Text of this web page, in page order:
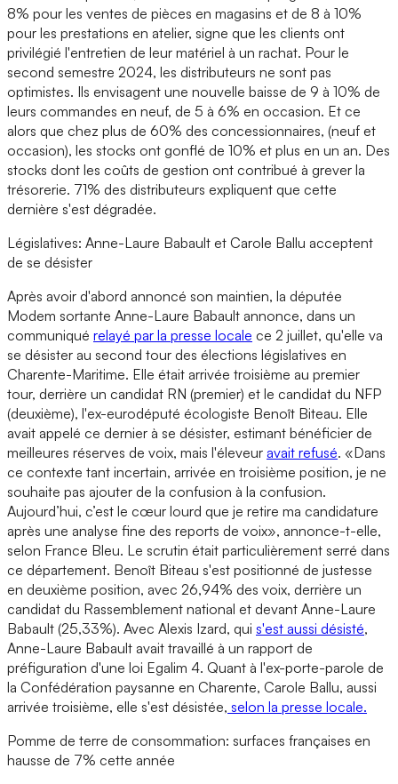
8% pour les ventes de pièces en magasins et de 8 à 10%
pour les prestations en atelier, signe que les clients ont
privilégié l'entretien de leur matériel à un rachat. Pour le
second semestre 2024, les distributeurs ne sont pas
optimistes. Ils envisagent une nouvelle baisse de 9 à 10% de
leurs commandes en neuf, de 5 à 6% en occasion. Et ce
alors que chez plus de 60% des concessionnaires, (neuf et
occasion), les stocks ont gonflé de 10% et plus en un an. Des
stocks dont les coûts de gestion ont contribué à grever la
trésorerie. 71% des distributeurs expliquent que cette
dernière s'est dégradée.
Législatives: Anne-Laure Babault et Carole Ballu acceptent
de se désister
Après avoir d'abord annoncé son maintien, la députée
Modem sortante Anne-Laure Babault annonce, dans un
communiqué relayé par la presse locale ce 2 juillet, qu'elle va
se désister au second tour des élections législatives en
Charente-Maritime. Elle était arrivée troisième au premier
tour, derrière un candidat RN (premier) et le candidat du NFP
(deuxième), l'ex-eurodéputé écologiste Benoît Biteau. Elle
avait appelé ce dernier à se désister, estimant bénéficier de
meilleures réserves de voix, mais l'éleveur avait refusé. «Dans
ce contexte tant incertain, arrivée en troisième position, je ne
souhaite pas ajouter de la confusion à la confusion.
Aujourd’hui, c’est le cœur lourd que je retire ma candidature
après une analyse fine des reports de voix», annonce-t-elle,
selon France Bleu. Le scrutin était particulièrement serré dans
ce département. Benoît Biteau s'est positionné de justesse
en deuxième position, avec 26,94% des voix, derrière un
candidat du Rassemblement national et devant Anne-Laure
Babault (25,33%). Avec Alexis Izard, qui s'est aussi désisté,
Anne-Laure Babault avait travaillé à un rapport de
préfiguration d'une loi Egalim 4. Quant à l'ex-porte-parole de
la Confédération paysanne en Charente, Carole Ballu, aussi
arrivée troisième, elle s'est désistée, selon la presse locale.
Pomme de terre de consommation: surfaces françaises en
hausse de 7% cette année